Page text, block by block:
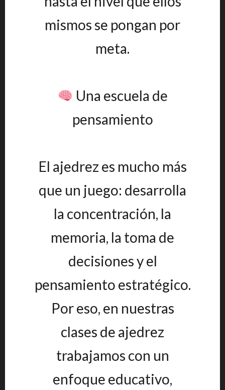
mismos se pongan por
meta.
Una escuela de
pensamiento
El ajedrez es mucho más
que un juego: desarrolla
la concentración, la
memoria, la toma de
decisiones y el
pensamiento estratégico.
Por eso, en nuestras
clases de ajedrez
trabajamos con un
enfoque educativo,